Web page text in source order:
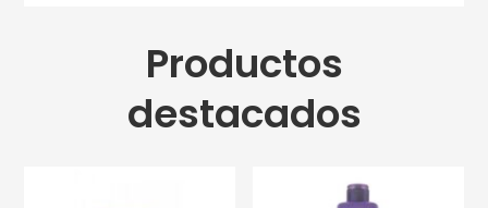
Productos
destacados